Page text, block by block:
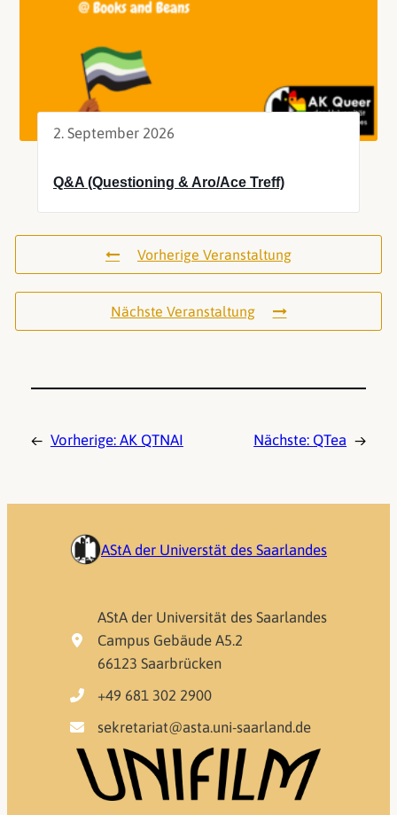
2. September 2026
Q&A (Questioning & Aro/Ace Treff)
Vorherige Veranstaltung
Nächste Veranstaltung
← Vorherige: AK QTNAI Nächste: QTea →
AStA der Universtät des Saarlandes
AStA der Universität des Saarlandes
Campus Gebäude A5.2
66123 Saarbrücken
+49 681 302 2900
sekretariat@asta.uni-saarland.de